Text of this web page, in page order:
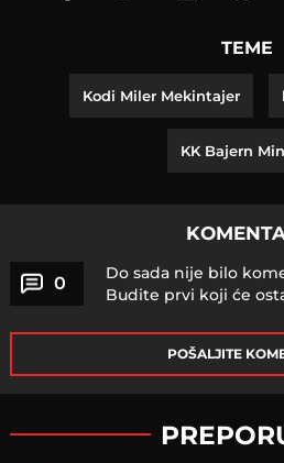
TEME
Kodi Miler Mekintajer
KK Bajern
0
Do sada nije bilo
Budite prvi koji će
POŠALJITE